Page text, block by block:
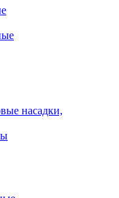
насадки,